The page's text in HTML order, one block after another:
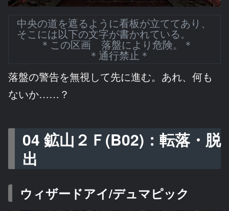
中央の道を遮るように看板が立ててあり、
そこには以下の文字が書かれている。
＊この区画 落盤により危険。＊
＊通行禁止＊
落盤の警告を無視して先に進む。あれ、何も
ないか……？
04 鉱山２Ｆ(B02)：転落・脱
出
ウィザードアイ/デュマピック